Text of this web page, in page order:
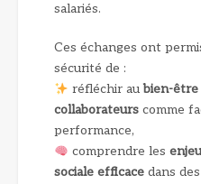
salariés.
Ces échanges ont
sécurité de :
réfléchir aubien-être
collaborateurs comme
performance,
comprendre les
sociale efficace dans